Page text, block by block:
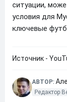
ситуации,
условия для
ключевые
Источник -
АВТОР:
Редактор